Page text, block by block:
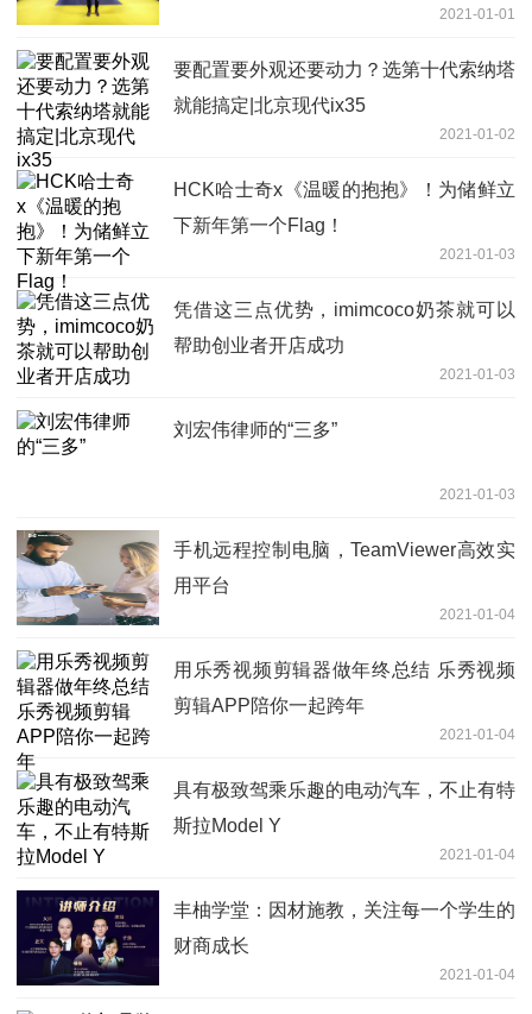
2021-01-01
要配置要外观还要动力？选第十代索纳塔
就能搞定|北京现代ix35
2021-01-02
HCK哈士奇x《温暖的抱抱》！为储鲜立
下新年第一个Flag！
2021-01-03
凭借这三点优势，imimcoco奶茶就可以
帮助创业者开店成功
2021-01-03
刘宏伟律师的“三多”
2021-01-03
手机远程控制电脑，TeamViewer高效实
用平台
2021-01-04
用乐秀视频剪辑器做年终总结 乐秀视频
剪辑APP陪你一起跨年
2021-01-04
具有极致驾乘乐趣的电动汽车，不止有特
斯拉Model Y
2021-01-04
丰柚学堂：因材施教，关注每一个学生的
财商成长
2021-01-04